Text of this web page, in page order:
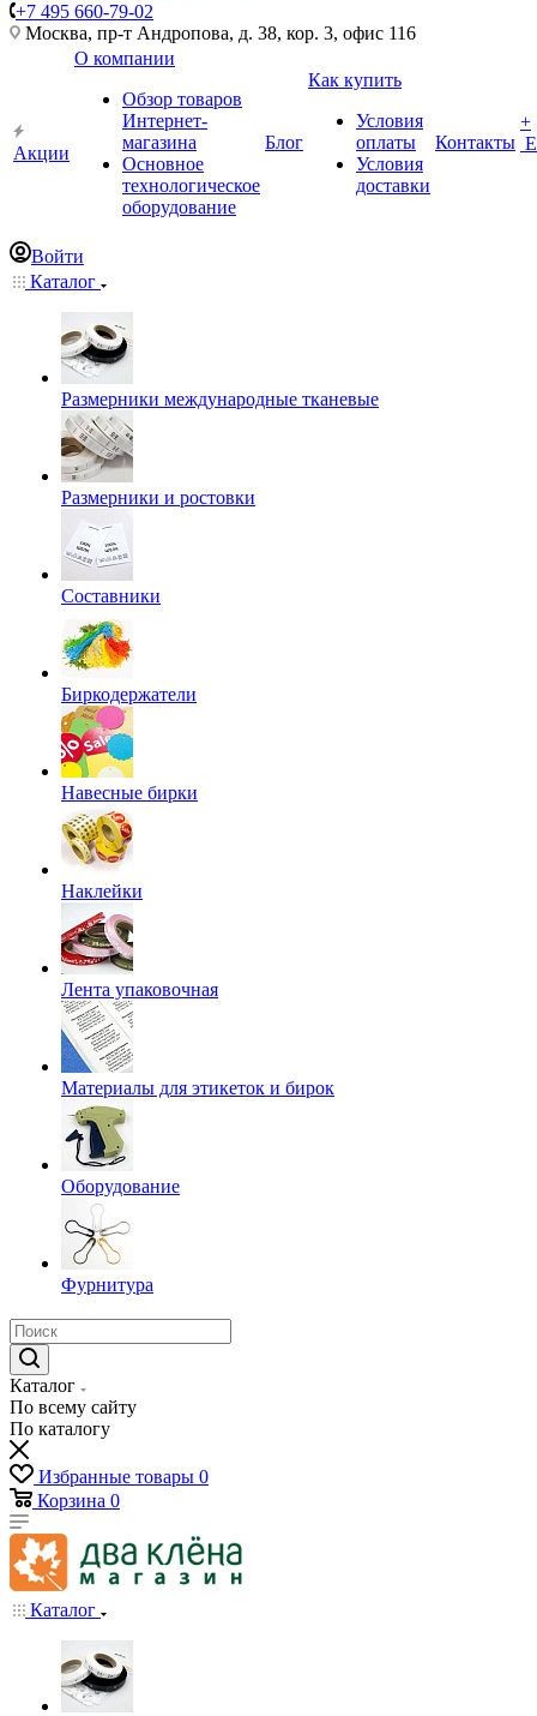
+7 495 660-79-02
Москва, пр-т Андропова, д. 38, кор. 3, офис 116
Акции
О компании
Обзор товаров
Интернет-
магазина
Основное
технологическое
оборудование
Блог
Как купить
Условия
оплаты
Условия
доставки
Контакты
+
Войти
Каталог
Размерники международные тканевые
Размерники и ростовки
Составники
Биркодержатели
Навесные бирки
Наклейки
Лента упаковочная
Материалы для этикеток и бирок
Оборудование
Фурнитура
Каталог
По всему сайту
По каталогу
Избранные товары 0
Корзина 0
Каталог